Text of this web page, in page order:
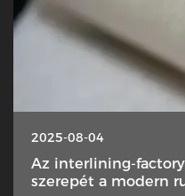
2025-08-04
Az interlining-
szerepét a modern